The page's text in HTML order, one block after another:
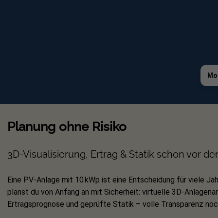
2 x FlatFlex Bautenschutz,
Das Set kann durch einzelne Teile
Wechselrichtern finden Sie bei uns
Die Schnittkanten der Klemmen sind
Montagehinweis:
Je nach Neigungswinkel der FlatFlex
In der Übersicht findest du die
Planung ohne Risiko
3D-Visualisierung, Ertrag & Statik schon vor
Eine PV-Anlage mit 10 kWp ist eine Entscheidung für viele
planst du von Anfang an mit Sicherheit: virtuelle 3D-
Ertragsprognose und geprüfte Statik – volle Transparenz